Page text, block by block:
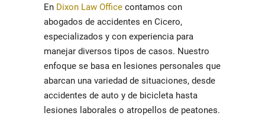
En Dixon Law Office contamos con
abogados de accidentes en Cicero,
especializados y con experiencia para
manejar diversos tipos de casos. Nuestro
enfoque se basa en lesiones personales que
abarcan una variedad de situaciones, desde
accidentes de auto y de bicicleta hasta
lesiones laborales o atropellos de peatones.